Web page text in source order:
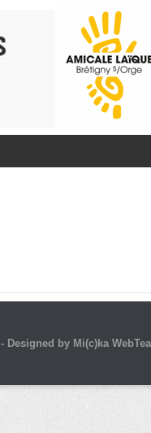
- Designed by Mi(c)ka